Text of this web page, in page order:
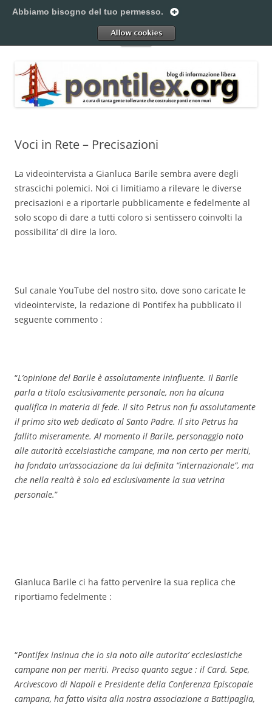
al
Pontilex
Menu
Voci in Rete – Precisazioni
La videointervista a Gianluca Barile sembra avere degli
strascichi polemici. Noi ci limitiamo a rilevare le diverse
precisazioni e a riportarle pubblicamente e fedelmente al
solo scopo di dare a tutti coloro si sentissero coinvolti la
possibilita’ di dire la loro.
Sul canale YouTube del nostro sito, dove sono caricate le
videointerviste, la redazione di Pontifex ha pubblicato il
seguente commento :
“L’opinione del Barile è assolutamente ininfluente. Il Barile
parla a titolo esclusivamente personale, non ha alcuna
qualifica in materia di fede. Il sito Petrus non fu assolutamente
il primo sito web dedicato al Santo Padre. Il sito Petrus ha
fallito miseramente. Al momento il Barile, personaggio noto
alle autorità eccelsiastiche campane, ma non certo per meriti,
ha fondato un’associazione da lui definita “internazionale”, ma
che nella realtà è solo ed esclusivamente la sua vetrina
personale.”
Gianluca Barile ci ha fatto pervenire la sua replica che
riportiamo fedelmente :
“Pontifex insinua che io sia noto alle autorita’ ecclesiastiche
campane non per meriti. Preciso quanto segue : il Card. Sepe,
Arcivescovo di Napoli e Presidente della Conferenza Episcopale
campana, ha fatto visita alla nostra associazione a Battipaglia,
Abbiamo bisogno del tuo permesso.